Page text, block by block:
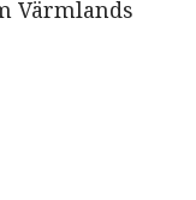
Värmlands